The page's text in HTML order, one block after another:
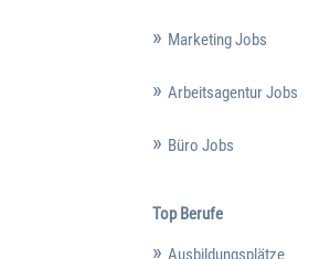
Marketing Jobs
Arbeitsagentur Jobs
Büro Jobs
Top Berufe
Ausbildungsplätze